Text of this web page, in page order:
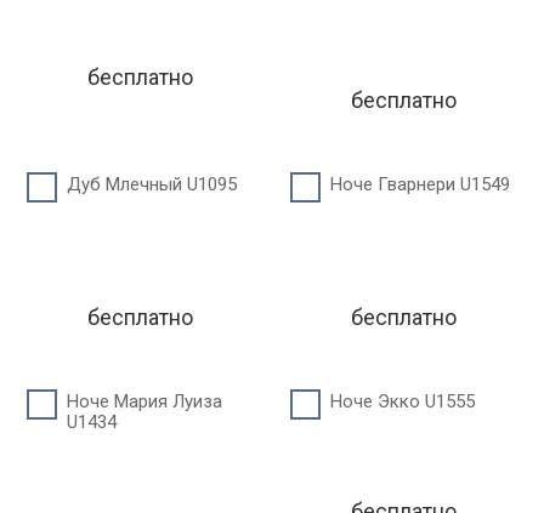
бесплатно
бесплатно
Дуб Млечный U1095
бесплатно
Ноче Гварнери U1549
бесплатно
Ноче Мария Луиза
U1434
Ноче Экко U1555